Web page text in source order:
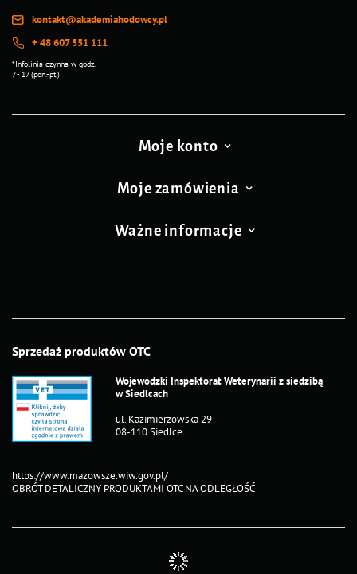
kontakt@akademiahodowcy.pl
+ 48 607 551 111
*Infolinia czynna w godz.
7 - 17 (pon.-pt.)
Moje konto
Moje zamówienia
Ważne informacje
Sprzedaż produktów OTC
Wojewódzki Inspektorat Weterynarii z siedzibą
w Siedlcach
ul. Kazimierzowska 29
08-110 Siedlce
https://www.mazowsze.wiw.gov.pl/
OBRÓT DETALICZNY PRODUKTAMI OTC NA ODLEGŁOŚĆ